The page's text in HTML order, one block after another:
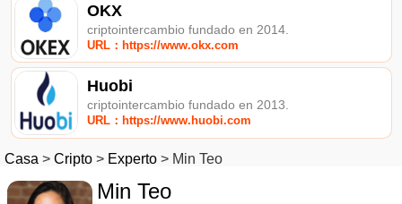
OKX
criptointercambio fundado en 2014.
URL：https://www.okx.com
Huobi
criptointercambio fundado en 2013.
URL：https://www.huobi.com
Casa > Cripto > Experto > Min Teo
Min Teo